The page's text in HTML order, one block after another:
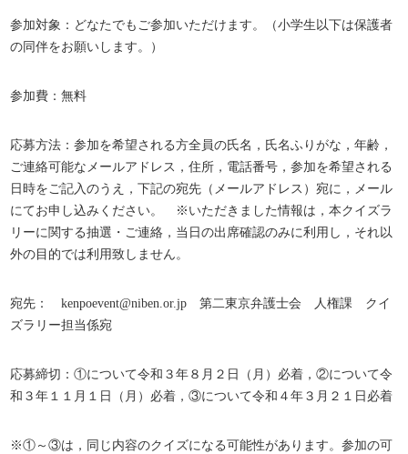
参加対象：どなたでもご参加いただけます。（小学生以下は保護者
の同伴をお願いします。）
参加費：無料
応募方法：参加を希望される方全員の氏名，氏名ふりがな，年齢，
ご連絡可能なメールアドレス，住所，電話番号，参加を希望される
日時をご記入のうえ，下記の宛先（メールアドレス）宛に，メール
にてお申し込みください。 ※いただきました情報は，本クイズラ
リーに関する抽選・ご連絡，当日の出席確認のみに利用し，それ以
外の目的では利用致しません。
宛先： kenpoevent@niben.or.jp 第二東京弁護士会 人権課 クイ
ズラリー担当係宛
応募締切：①について令和３年８月２日（月）必着，②について令
和３年１１月１日（月）必着，③について令和４年３月２１日必着
※①～③は，同じ内容のクイズになる可能性があります。参加の可